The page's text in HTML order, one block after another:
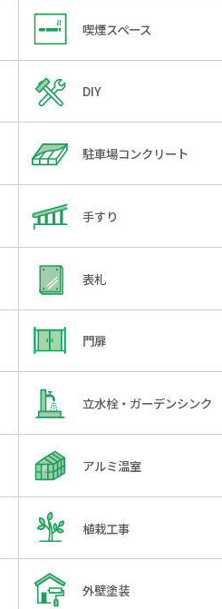
喫煙スペース
DIY
駐車場コンクリート
手すり
表札
門扉
立水栓・ガーデンシンク
アルミ温室
植栽工事
外壁塗装